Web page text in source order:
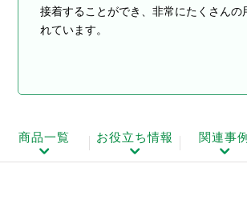
接着することができ、非常にたくさんの
れています。
商品一覧 お役立ち情報 関連事